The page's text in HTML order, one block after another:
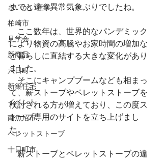
さいかい産業
柏崎市
見学会
新商品
六日町
新築住宅
イベント
南魚沼市
ペレットストーブ
十日町市
までと違う異常気象ぶりでしたね。
ここ数年は、世界的なパンデミック
により物資の高騰やお家時間の増加な
ど暮らしに直結する大きな変化があり
ました。
そこにキャンプブームなども相まっ
て、薪ストーブやペレットストーブを
検討される方が増えており、この度ス
トーブ専用のサイトを立ち上げまし
た。
薪ストーブとペレットストーブの違